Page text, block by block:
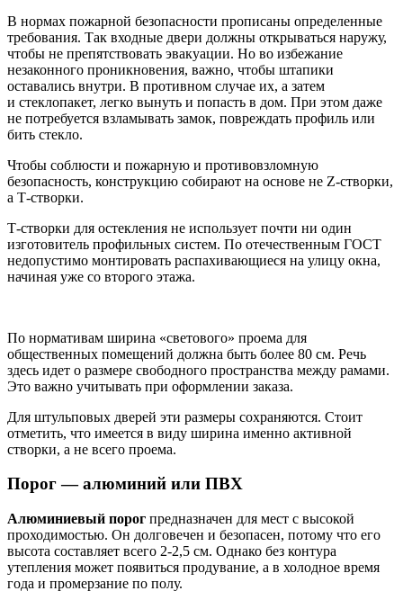
В нормах пожарной безопасности прописаны определенные
требования. Так входные двери должны открываться наружу,
чтобы не препятствовать эвакуации. Но во избежание
незаконного проникновения, важно, чтобы штапики
оставались внутри. В противном случае их, а затем
и стеклопакет, легко вынуть и попасть в дом. При этом даже
не потребуется взламывать замок, повреждать профиль или
бить стекло.
Чтобы соблюсти и пожарную и противовзломную
безопасность, конструкцию собирают на основе не Z-створки,
а Т-створки.
Т-створки для остекления не использует почти ни один
изготовитель профильных систем. По отечественным ГОСТ
недопустимо монтировать распахивающиеся на улицу окна,
начиная уже со второго этажа.
По нормативам ширина «светового» проема для
общественных помещений должна быть более 80 см. Речь
здесь идет о размере свободного пространства между рамами.
Это важно учитывать при оформлении заказа.
Для штульповых дверей эти размеры сохраняются. Стоит
отметить, что имеется в виду ширина именно активной
створки, а не всего проема.
Порог — алюминий или ПВХ
Алюминиевый порог предназначен для мест с высокой
проходимостью. Он долговечен и безопасен, потому что его
высота составляет всего 2-2,5 см. Однако без контура
утепления может появиться продувание, а в холодное время
года и промерзание по полу.